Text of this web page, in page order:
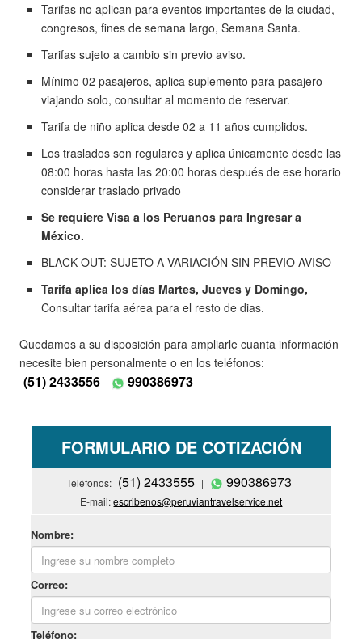
Tarifas no aplican para eventos importantes de la ciudad,
congresos, fines de semana largo, Semana Santa.
Tarifas sujeto a cambio sin previo aviso.
Mínimo 02 pasajeros, aplica suplemento para pasajero
viajando solo, consultar al momento de reservar.
Tarifa de niño aplica desde 02 a 11 años cumplidos.
Los traslados son regulares y aplica únicamente desde las
08:00 horas hasta las 20:00 horas después de ese horario
considerar traslado privado
Se requiere Visa a los Peruanos para Ingresar a
México.
BLACK OUT: SUJETO A VARIACIÓN SIN PREVIO AVISO
Tarifa aplica los días Martes, Jueves y Domingo,
Consultar tarifa aérea para el resto de dias.
Quedamos a su disposición para ampliarle cuanta información
necesite bien personalmente o en los teléfonos:
(51) 2433556 990386973
FORMULARIO DE COTIZACIÓN
Teléfonos: (51) 2433555 | 990386973
E-mail:escribenos@peruviantravelservice.net